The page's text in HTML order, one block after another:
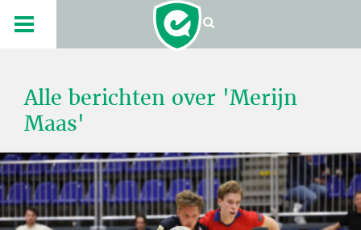
Alle berichten over 'Merijn
Maas'